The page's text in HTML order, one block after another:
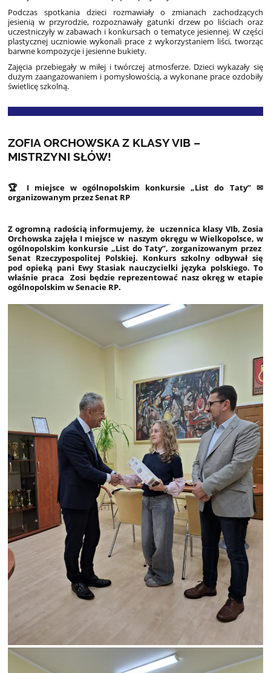
Podczas spotkania dzieci rozmawiały o zmianach zachodzących
jesienią w przyrodzie, rozpoznawały gatunki drzew po liściach oraz
uczestniczyły w zabawach i konkursach o tematyce jesiennej. W części
plastycznej uczniowie wykonali prace z wykorzystaniem liści, tworząc
barwne kompozycje i jesienne bukiety.
Zajęcia przebiegały w miłej i twórczej atmosferze. Dzieci wykazały się
dużym zaangażowaniem i pomysłowością, a wykonane prace ozdobiły
świetlicę szkolną.
ZOFIA ORCHOWSKA Z KLASY VIB –
MISTRZYNI SŁÓW!
🏆 I miejsce w ogólnopolskim konkursie „List do Taty” ✉
organizowanym przez Senat RP
Z ogromną radością informujemy, że uczennica klasy VIb, Zosia
Orchowska zajęła I miejsce w naszym okręgu w Wielkopolsce, w
ogólnopolskim konkursie „List do Taty”, zorganizowanym przez
Senat Rzeczypospolitej Polskiej. Konkurs szkolny odbywał się
pod opieką pani Ewy Stasiak nauczycielki języka polskiego. To
właśnie praca Zosi będzie reprezentować nasz okręg w etapie
ogólnopolskim w Senacie RP.